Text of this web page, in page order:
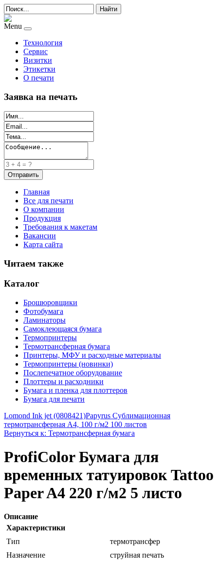
Найти
Menu
Технология
Сервис
Визитки
Этикетки
О печати
Заявка на печать
Главная
Все для печати
О компании
Продукция
Требования к макетам
Вакансии
Карта сайта
Читаем также
Каталог
Брошюровщики
Фотобумага
Ламинаторы
Самоклеющаяся бумага
Термопринтеры
Термотрансферная бумага
Принтеры, МФУ и расходные материалы
Термопринтеры (новинки)
Послепечатное оборудование
Плоттеры и расходники
Бумага и пленка для плоттеров
Бумага для печати
Lomond Ink jet (0808421)Papyrus Сублимационная
термотрансферная A4, 100 г/м2 100 листов
Вернуться к: Термотрансферная бумага
ProfiColor Бумага для
временных татуировок Tattoo
Paper A4 220 г/м2 5 листо
Описание
Характеристики
Тип
термотрансфер
Назначение
струйная печать